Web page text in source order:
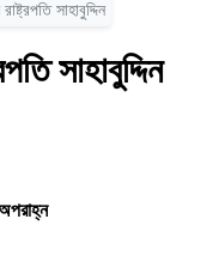
সাহাবুদ্দিন
সাহাবুদ্দিন